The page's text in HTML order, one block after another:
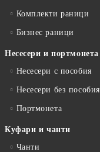
Комплекти раници
Бизнес раници
Несесери и портмонета
Несесери с пособия
Несесери без пособия
Портмонета
Куфари и чанти
Чанти